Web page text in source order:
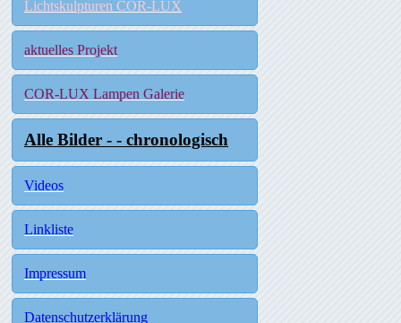
Lichtskulpturen COR-LUX
aktuelles Projekt
COR-LUX Lampen Galerie
Alle Bilder - - chronologisch
Videos
Linkliste
Impressum
Datenschutzerklärung